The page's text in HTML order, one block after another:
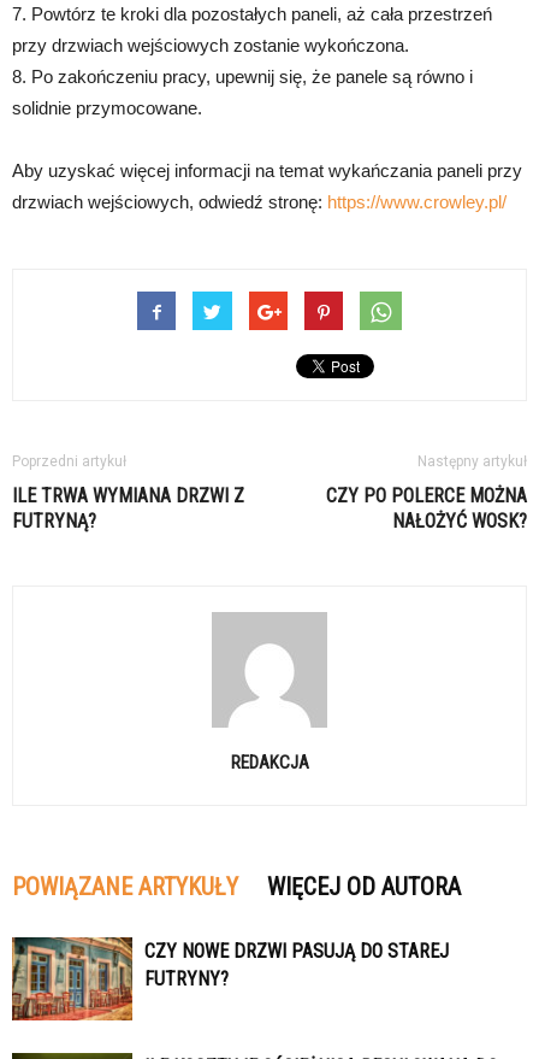
7. Powtórz te kroki dla pozostałych paneli, aż cała przestrzeń
przy drzwiach wejściowych zostanie wykończona.
8. Po zakończeniu pracy, upewnij się, że panele są równo i
solidnie przymocowane.
Aby uzyskać więcej informacji na temat wykańczania paneli przy
drzwiach wejściowych, odwiedź stronę: https://www.crowley.pl/
Poprzedni artykuł
ILE TRWA WYMIANA DRZWI Z
FUTRYNĄ?
Następny artykuł
CZY PO POLERCE MOŻNA
NAŁOŻYĆ WOSK?
REDAKCJA
POWIĄZANE ARTYKUŁY WIĘCEJ OD AUTORA
CZY NOWE DRZWI PASUJĄ DO STAREJ
FUTRYNY?